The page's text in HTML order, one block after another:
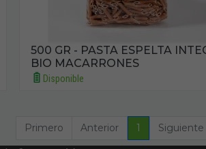
500 GR - PASTA ESPELTA
BIO MACARRONES
Disponible
Primero Anterior 1 Siguiente